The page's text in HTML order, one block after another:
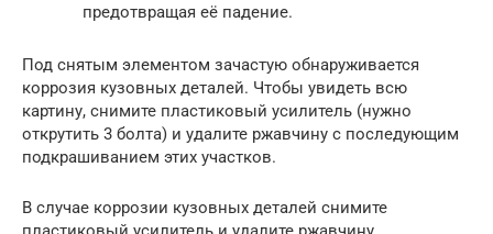
предотвращая её падение.
Под снятым элементом зачастую обнаруживается
коррозия кузовных деталей. Чтобы увидеть всю
картину, снимите пластиковый усилитель (нужно
открутить 3 болта) и удалите ржавчину с последующим
подкрашиванием этих участков.
В случае коррозии кузовных деталей снимите